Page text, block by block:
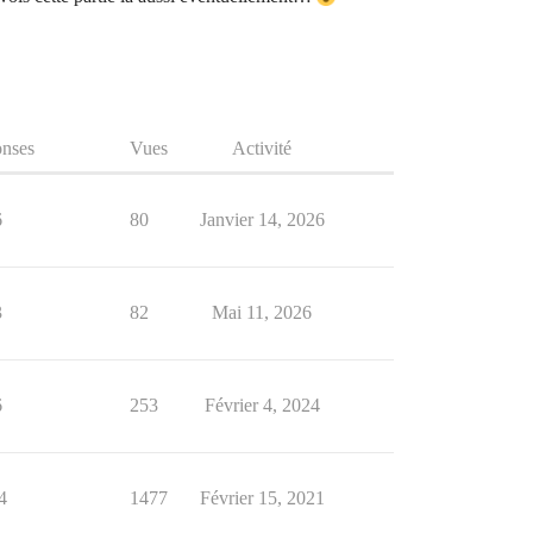
Vues Activité
80 Janvier 14, 2026
82 Mai 11, 2026
253 Février 4, 2024
1477 Février 15, 2021